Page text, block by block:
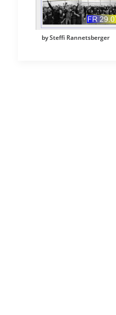
by Steffi Rannetsberger